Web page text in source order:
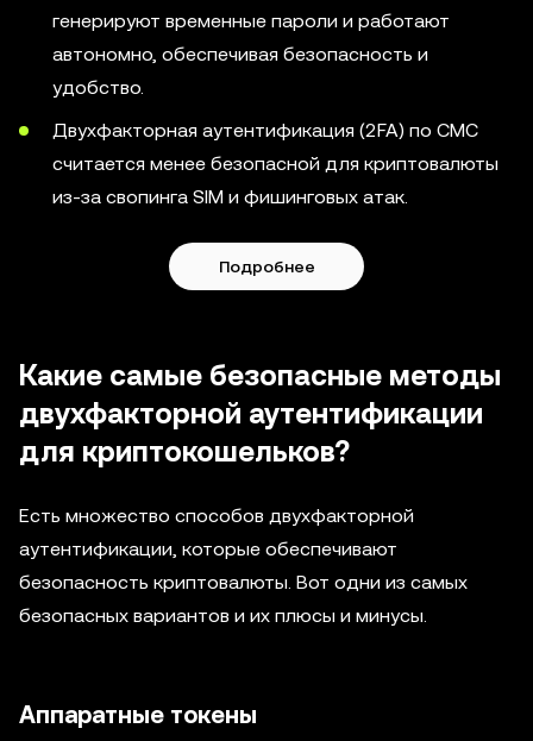
генерируют временные пароли и работают
автономно, обеспечивая безопасность и
удобство.
Двухфакторная аутентификация (2FA) по СМС
считается менее безопасной для криптовалюты
из-за свопинга SIM и фишинговых атак.
Подробнее
Какие самые безопасные методы
двухфакторной аутентификации
для криптокошельков?
Есть множество способов двухфакторной
аутентификации, которые обеспечивают
безопасность криптовалюты. Вот одни из самых
безопасных вариантов и их плюсы и минусы.
Аппаратные токены